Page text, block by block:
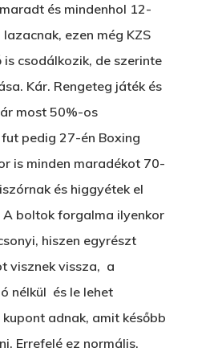
és mindenhol 12-
ezen még KZS
csodálkozik, de szerinte
Kár. Rengeteg játék és
most 50%-os
pedig 27-én Boxing
is minden maradékot 70-
és higgyétek el
A boltok forgalma ilyenkor
hiszen egyrészt
visznek vissza, a
nélkül és le lehet
adnak, amit később
Errefelé ez normális.